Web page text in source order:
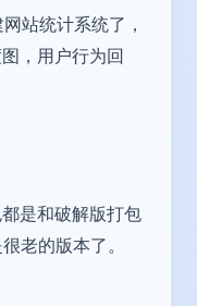
站统计系统了，
，用户行为回
是和破解版打包
老的版本了。